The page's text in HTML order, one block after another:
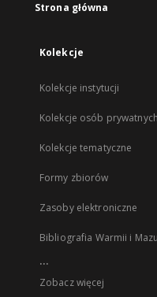
Strona główna
Kolekcje
Kolekcje instytucji
Kolekcje osób prywatnych
Kolekcje tematyczne
Formy zbiorów
Zasoby elektroniczne
Bibliografia Warmii i
...
Zobacz więcej